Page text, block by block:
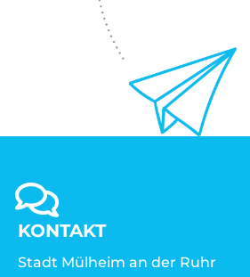
KONTAKT
Stadt Mülheim an der Ruhr